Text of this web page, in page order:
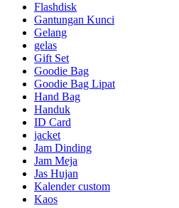
Flashdisk
Gantungan Kunci
Gelang
gelas
Gift Set
Goodie Bag
Goodie Bag Lipat
Hand Bag
Handuk
ID Card
jacket
Jam Dinding
Jam Meja
Jas Hujan
Kalender custom
Kaos